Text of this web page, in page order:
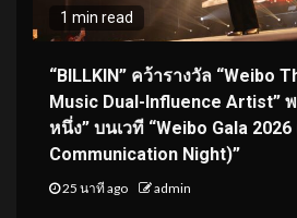
1 min read
“BILLKIN” คว้ารางวัล “Weibo
Music Dual-Influence Artist”
หนึ่ง” บนเวที “Weibo Gala
Communication Night)”
25 นาที ago admin